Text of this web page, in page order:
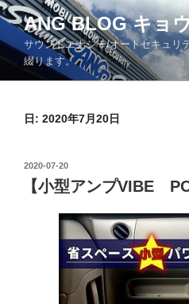
コ
ン
テ
ツ
ANG BLOG キョ
サウンドエナジー/オートセキュリ
綴ります。
日: 2020年7月20日
投
稿
日:
2020-07-20
【小型アンプVIBE